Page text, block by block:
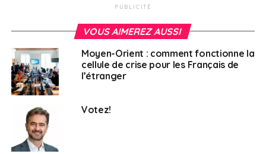
d’appliquer les mesures de prévention contre les
moustiques. Plus d’information à la rubrique
Inde– Manifestations
d’agriculteurs dans la région de
Delhi– Publié le 13 février 2024
Des agriculteurs venus des Etats voisins (Pendjab,
Haryana, Uttar Pradesh) se sont rassemblés autour de
PUBLICITÉ
VOUS AIMEREZ AUSSI
Moyen-Orient : comment fonctionne la
cellule de crise pour les Français de
l’étranger
Votez!